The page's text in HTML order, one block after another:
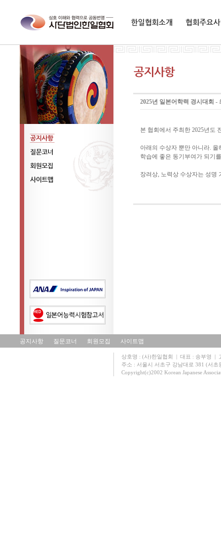
공지사항
질문코너
회원모집
2025년 일본어학력 경시대회 -
본 협회에서 주최한 2025년도
아래의 수상자 뿐만 아니라.
학습에 좋은 동기부여가 되기
장려상, 노력상 수상자는 성명
공지사항 질문코너 회원모집 사이트맵
상호명 : (사)한일협회 | 대표 : 송부영 |
주소 : 서울시 서초구 강남대로 381 (서
Copyright(c)2002 Korean Japanese